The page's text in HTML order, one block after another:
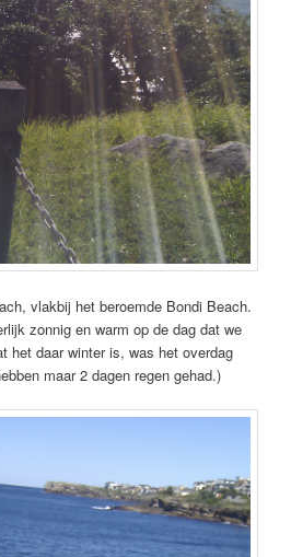
vlakbij het beroemde Bondi Beach.
zonnig en warm op de dag dat we
het daar winter is, was het overdag
maar 2 dagen regen gehad.)